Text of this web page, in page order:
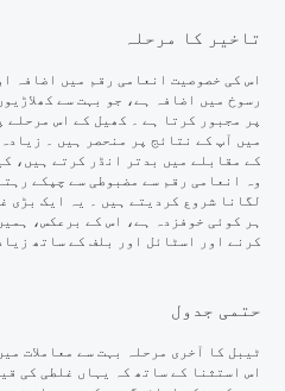
تاخیر کا مرحلہ
اس کی خصوصیت انعامی رقم میں اضافہ
رسوخ میں اضافہ ہے، جو بہت سے
پر مجبور کرتا ہے ۔ کھیل کے اس
میں آپ کے نتائج پر منحصر ہیں ۔
کے مقابلے میں بدتر انڈر کرتے ہیں،
وہ انعامی رقم سے مضبوطی سے چپکے
لگانا شروع کردیتے ہیں ۔ یہ ایک بڑی
ہر کوئی خوفزدہ ہے، اس کے برعکس،
کرنے اور اسٹائل اور بلف کے ساتھ
حتمی جدول
ٹیبل کا آخری مرحلہ بہت سے معاملات
اس استثنا کے ساتھ کہ یہاں غلطی کی